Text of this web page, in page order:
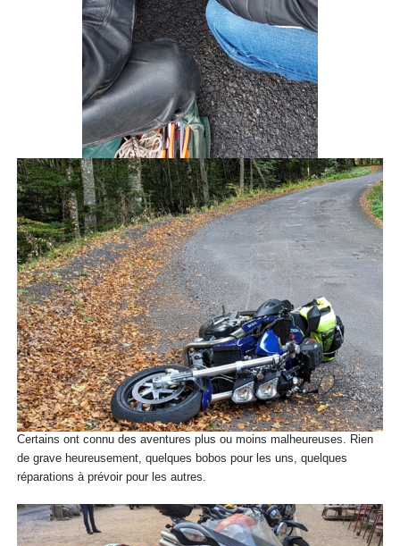
Certains ont connu des aventures plus ou moins malheureuses. Rien
de grave heureusement, quelques bobos pour les uns, quelques
réparations à prévoir pour les autres.